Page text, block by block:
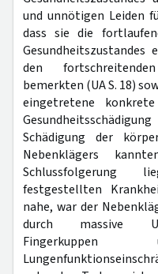
und unnötigen Leiden
dass sie die
Gesundheitszustandes
den
bemerkten (UA S. 18)
eingetretene
Schädigung der
Nebenklägers
Schlussfolgerung
festgestellten
nahe, war der
durch massive
Fingerkuppen